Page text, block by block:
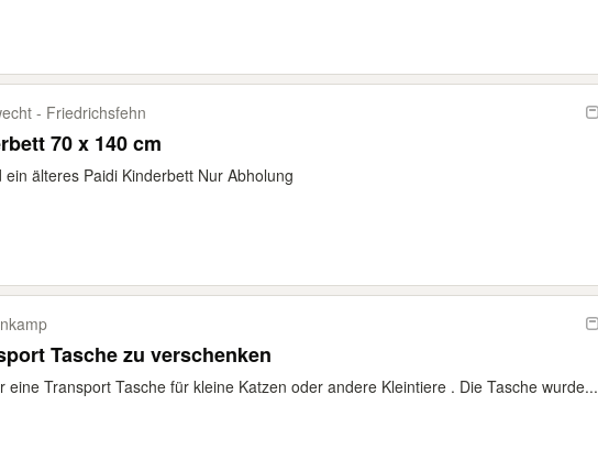
-​ Friedrichsfehn
70 x 140 cm
ein älteres Paidi Kinderbett Nur Abholung
Tasche zu verschenken
eine Transport Tasche für kleine Katzen oder andere Kleintiere . Die Tasche wurde...